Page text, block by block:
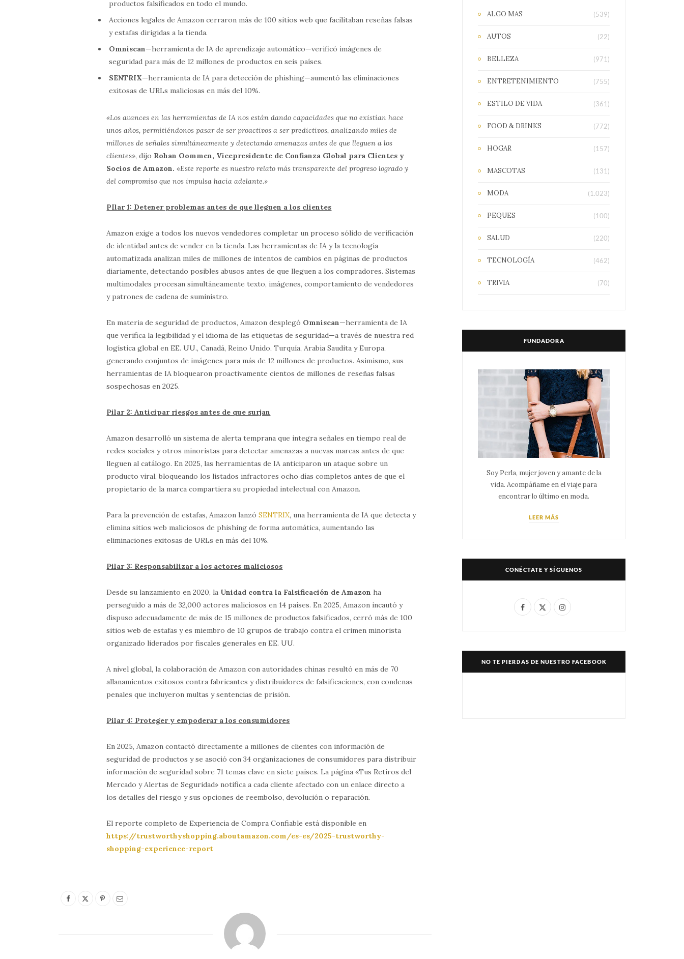
productos falsificados en todo el mundo.
Acciones legales de Amazon cerraron más de 100 sitios web que facilitaban reseñas falsas
y estafas dirigidas a la tienda.
Omniscan—herramienta de IA de aprendizaje automático—verificó imágenes de
seguridad para más de 12 millones de productos en seis países.
SENTRIX—herramienta de IA para detección de phishing—aumentó las eliminaciones
exitosas de URLs maliciosas en más del 10%.
«Los avances en las herramientas de IA nos están dando capacidades que no existían hace
unos años, permitiéndonos pasar de ser proactivos a ser predictivos, analizando miles de
millones de señales simultáneamente y detectando amenazas antes de que lleguen a los
clientes», dijo Rohan Oommen, Vicepresidente de Confianza Global para Clientes y
Socios de Amazon. «Este reporte es nuestro relato más transparente del progreso logrado y
del compromiso que nos impulsa hacia adelante.»
PIlar 1: Detener problemas antes de que lleguen a los clientes
Amazon exige a todos los nuevos vendedores completar un proceso sólido de verificación
de identidad antes de vender en la tienda. Las herramientas de IA y la tecnología
automatizada analizan miles de millones de intentos de cambios en páginas de productos
diariamente, detectando posibles abusos antes de que lleguen a los compradores. Sistemas
multimodales procesan simultáneamente texto, imágenes, comportamiento de vendedores
y patrones de cadena de suministro.
En materia de seguridad de productos, Amazon desplegó Omniscan—herramienta de IA
que verifica la legibilidad y el idioma de las etiquetas de seguridad—a través de nuestra red
logística global en EE. UU., Canadá, Reino Unido, Turquía, Arabia Saudita y Europa,
generando conjuntos de imágenes para más de 12 millones de productos. Asimismo, sus
herramientas de IA bloquearon proactivamente cientos de millones de reseñas falsas
sospechosas en 2025.
Pilar 2: Anticipar riesgos antes de que surjan
Amazon desarrolló un sistema de alerta temprana que integra señales en tiempo real de
redes sociales y otros minoristas para detectar amenazas a nuevas marcas antes de que
lleguen al catálogo. En 2025, las herramientas de IA anticiparon un ataque sobre un
producto viral, bloqueando los listados infractores ocho días completos antes de que el
propietario de la marca compartiera su propiedad intelectual con Amazon.
Para la prevención de estafas, Amazon lanzóSENTRIX, una herramienta de IA que detecta y
elimina sitios web maliciosos de phishing de forma automática, aumentando las
eliminaciones exitosas de URLs en más del 10%.
Pilar 3: Responsabilizar a los actores maliciosos
Desde su lanzamiento en 2020, la Unidad contra la Falsificación de Amazon ha
perseguido a más de 32,000 actores maliciosos en 14 países. En 2025, Amazon incautó y
dispuso adecuadamente de más de 15 millones de productos falsificados, cerró más de 100
sitios web de estafas y es miembro de 10 grupos de trabajo contra el crimen minorista
organizado liderados por fiscales generales en EE. UU.
A nivel global, la colaboración de Amazon con autoridades chinas resultó en más de 70
allanamientos exitosos contra fabricantes y distribuidores de falsificaciones, con condenas
penales que incluyeron multas y sentencias de prisión.
Pilar 4: Proteger y empoderar a los consumidores
En 2025, Amazon contactó directamente a millones de clientes con información de
seguridad de productos y se asoció con 34 organizaciones de consumidores para distribuir
información de seguridad sobre 71 temas clave en siete países. La página «Tus Retiros del
Mercado y Alertas de Seguridad» notifica a cada cliente afectado con un enlace directo a
los detalles del riesgo y sus opciones de reembolso, devolución o reparación.
El reporte completo de Experiencia de Compra Confiable está disponible en
https://trustworthyshopping.aboutamazon.com/es-es/2025-trustworthy-
shopping-experience-report
ALGO MAS (539)
AUTOS (22)
BELLEZA (971)
ENTRETENIMIENTO (755)
ESTILO DE VIDA (361)
FOOD & DRINKS (772)
HOGAR (157)
MASCOTAS (131)
MODA (1.023)
PEQUES (100)
SALUD (220)
TECNOLOGÍA (462)
TRIVIA (70)
FUNDADORA
Soy Perla, mujer joven y amante de la
vida. Acompáñame en el viaje para
encontrar lo último en moda.
LEER MÁS
CONÉCTATE Y SÍGUENOS
F
e
X
w
I
t
NO TE PIERDAS DE NUESTRO FACEBOOK